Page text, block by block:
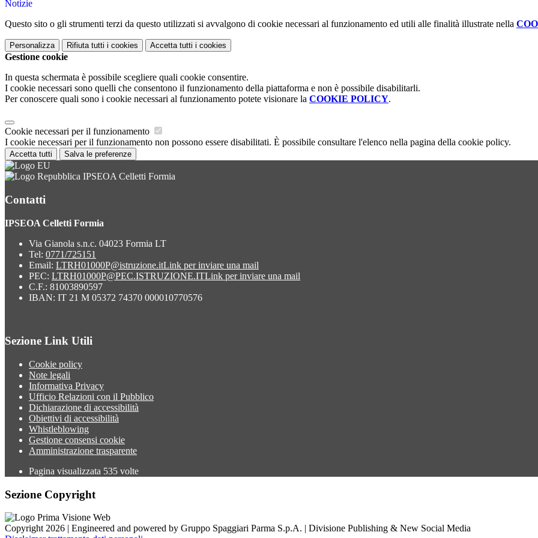
Notizie
Questo sito o gli strumenti terzi da questo utilizzati si avvalgono di cookie necessari al funzionamento ed utili alle finalità illustrate nella
Personalizza Rifiuta tutti i cookies Accetta tutti i cookies
Gestione cookie
In questa schermata è possibile scegliere quali cookie consentire.
I cookie necessari sono quelli che consentono il funzionamento della piattaforma e non è possibile disabilitarli.
Per conoscere quali sono i cookie necessari al funzionamento potete visionare la COOKIE POLICY.
Cookie necessari per il funzionamento
I cookie necessari per il funzionamento non possono essere disabilitati. È possibile consultare l'elenco nella pagina della cookie policy.
Accetta tutti Salva le preferenze
IPSEOA Celletti Formia
Contatti
IPSEOA Celletti Formia
Via Gianola s.n.c. 04023 Formia LT
Tel: 0771/725151
Email: LTRH01000P@istruzione.itLink per inviare una mail
PEC: LTRH01000P@PEC.ISTRUZIONE.ITLink per inviare una mail
C.F.: 81003890597
IBAN: IT 21 M 05372 74370 000010770576
Sezione Link Utili
Cookie policy
Note legali
Informativa Privacy
Ufficio Relazioni con il Pubblico
Dichiarazione di accessibilità
Obiettivi di accessibilità
Whistleblowing
Gestione consensi cookie
Amministrazione trasparente
Pagina visualizzata 535 volte
Sezione Copyright
Copyright 2026 | Engineered and powered by Gruppo Spaggiari Parma S.p.A. | Divisione Publishing & New Social Media